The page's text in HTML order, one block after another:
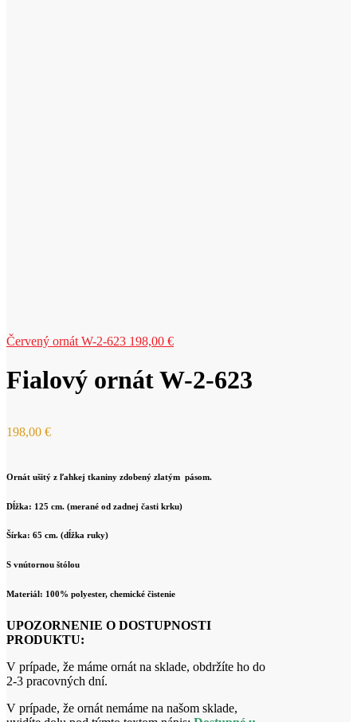
Červený ornát W-2-623 198,00 €
Fialový ornát W-2-623
198,00 €
Ornát ušitý z ľahkej tkaniny zdobený zlatým pásom.
Dĺžka: 125 cm. (merané od zadnej časti krku)
Šírka: 65 cm. (dĺžka ruky)
S vnútornou štólou
Materiál: 100% polyester, chemické čistenie
UPOZORNENIE O DOSTUPNOSTI
PRODUKTU:
V prípade, že máme ornát na sklade, obdržíte ho do
2-3 pracovných dní.
V prípade, že ornát nemáme na našom sklade,